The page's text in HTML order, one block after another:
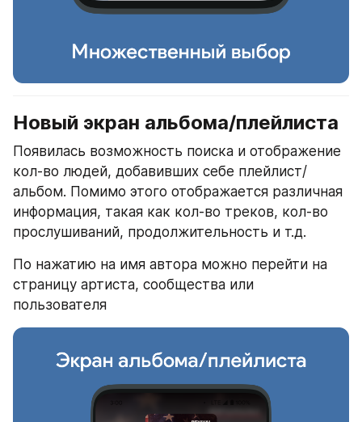
Новый экран альбома/плейлиста
Появилась возможность поиска и отображение
кол-во людей, добавивших себе плейлист/
альбом. Помимо этого отображается различная
информация, такая как кол-во треков, кол-во
прослушиваний, продолжительность и т.д.
По нажатию на имя автора можно перейти на
страницу артиста, сообщества или
пользователя